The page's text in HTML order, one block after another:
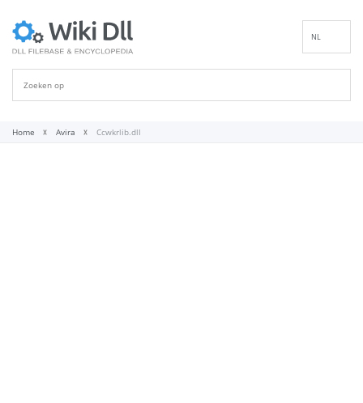
NL
Home Avira Ccwkrlib.dll